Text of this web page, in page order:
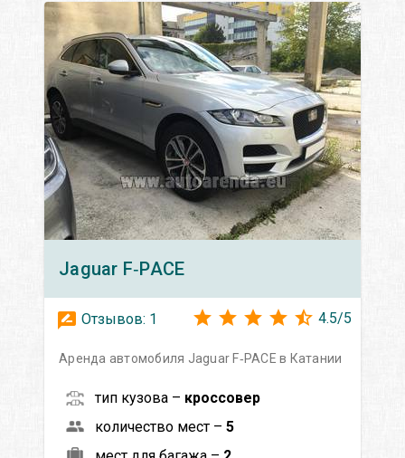
Jaguar F‑PACE
Отзывов: 1 4.5/5
Аренда автомобиля Jaguar F‑PACE в Катании
тип кузова – кроссовер
количество мест – 5